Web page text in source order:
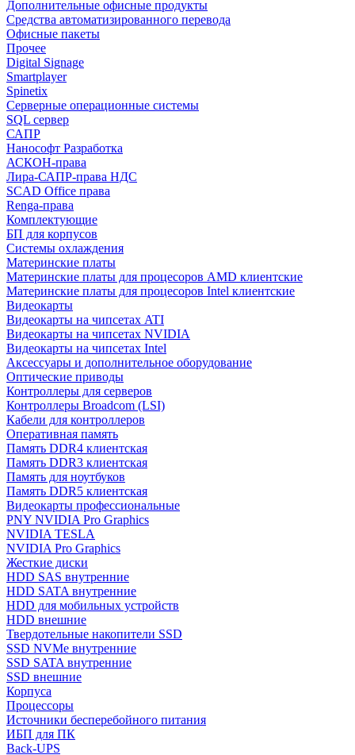
Дополнительные офисные продукты
Средства автоматизированного перевода
Офисные пакеты
Прочее
Digital Signage
Smartplayer
Spinetix
Серверные операционные системы
SQL сервер
САПР
Нанософт Разработка
АСКОН-права
Лира-САПР-права НДС
SCAD Office права
Renga-права
Комплектующие
БП для корпусов
Системы охлаждения
Материнские платы
Материнские платы для процесоров AMD клиентские
Материнские платы для процесоров Intel клиентские
Видеокарты
Видеокарты на чипсетах ATI
Видеокарты на чипсетах NVIDIA
Видеокарты на чипсетах Intel
Аксессуары и дополнительное оборудование
Оптические приводы
Контроллеры для серверов
Контроллеры Broadcom (LSI)
Кабели для контроллеров
Оперативная память
Память DDR4 клиентская
Память DDR3 клиентская
Память для ноутбуков
Память DDR5 клиентская
Видеокарты профессиональные
PNY NVIDIA Pro Graphics
NVIDIA TESLA
NVIDIA Pro Graphics
Жесткие диски
HDD SAS внутренние
HDD SATA внутренние
HDD для мобильных устройств
HDD внешние
Твердотельные накопители SSD
SSD NVMe внутренние
SSD SATA внутренние
SSD внешние
Корпуса
Процессоры
Источники бесперебойного питания
ИБП для ПК
Back-UPS